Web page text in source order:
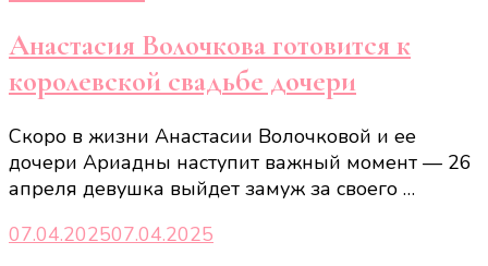
Анастасия Волочкова готовится к
королевской свадьбе дочери
Скоро в жизни Анастасии Волочковой и ее
дочери Ариадны наступит важный момент — 26
апреля девушка выйдет замуж за своего …
07.04.202507.04.2025